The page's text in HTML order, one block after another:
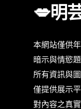
💋明
本網站僅供
暗示與情慾
所有資訊與
僅提供展示平
對內容之真